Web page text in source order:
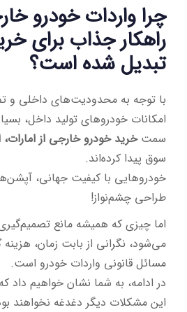
چرا واردات خودرو
راهکار جذاب برای
تبدیل شده است؟
با توجه به محدودیت‌های داخلی و
امکانات خودروهای تولید داخل،
سمتخرید خودرو خارجی از
سوق پیدا کرده‌اند.
خودروهایی با کیفیت جهانی،
طراحی چشم‌نواز!
اما چیزی که همیشه مانع تصمیم‌گیری
می‌شود، نگرانی از بابت زمان،
مسائل قانونی واردات خودرو است.
در ادامه، به شما نشان خواهیم
این مشکلات دیگر دغدغه نخواهند